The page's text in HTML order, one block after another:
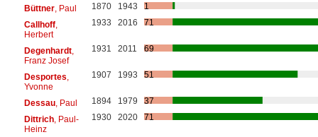
Büttner, Paul 1870 1943
1
Callhoff,
Herbert
1933 2016 71
Degenhardt,
Franz Josef
1931 2011 69
Desportes
Yvonne
1907 1993 51
Dessau, Paul 1894 1979
37
Dittrich, Paul-
Heinz
1930 2020 71